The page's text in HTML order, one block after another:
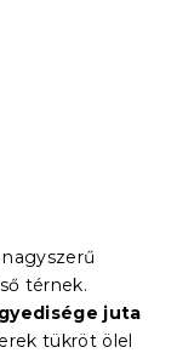
térnek.
juta
tükröt ölel